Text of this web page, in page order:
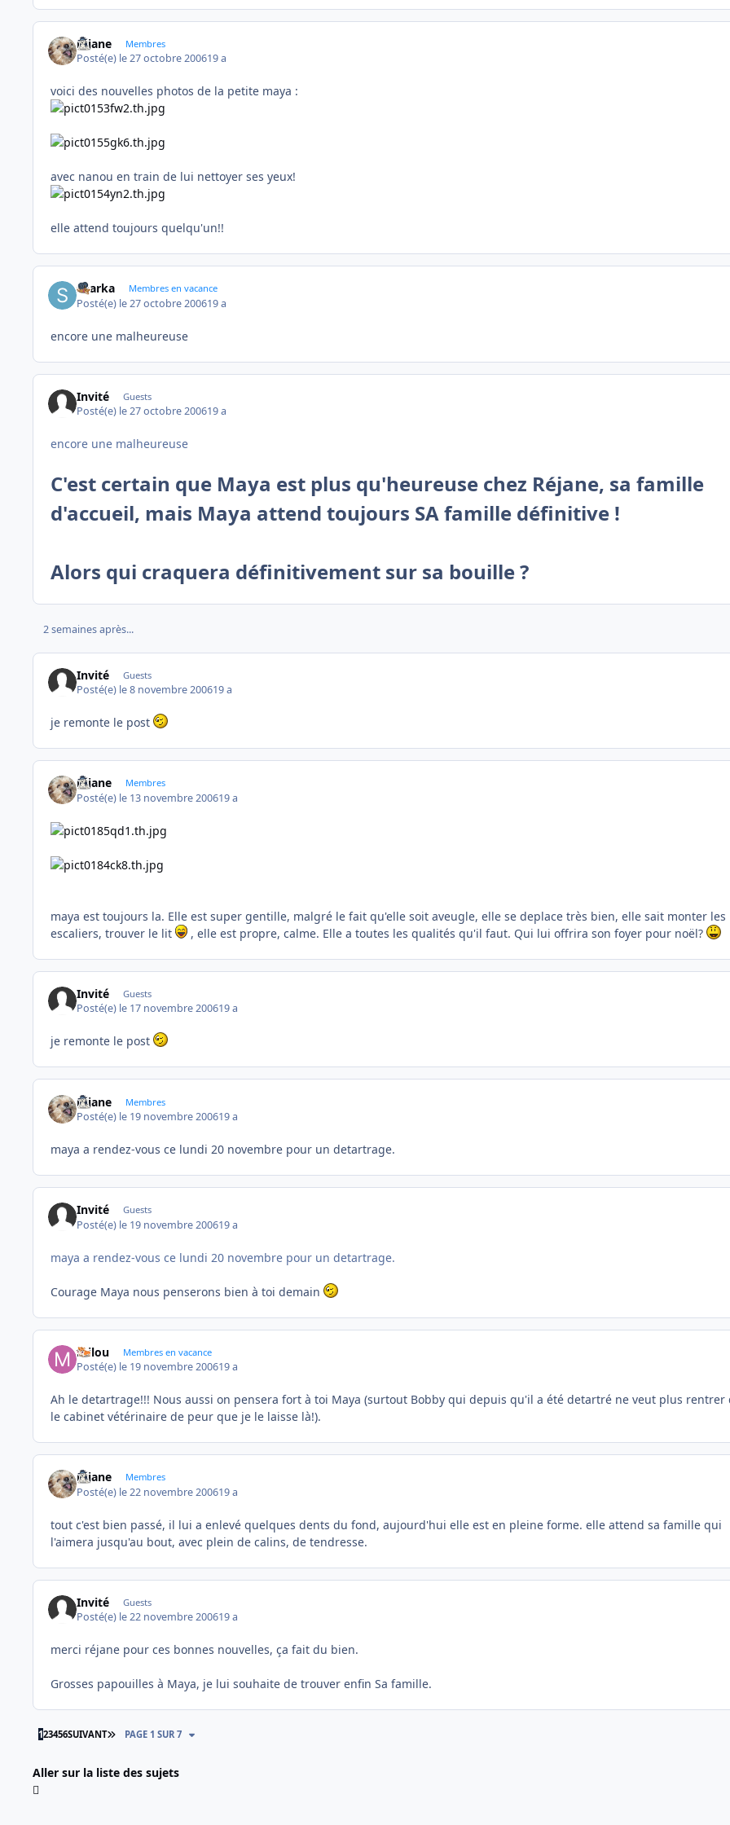
réjane Membres
Posté(e) le 27 octobre 200619 a
voici des nouvelles photos de la petite maya :
avec nanou en train de lui nettoyer ses yeux!
elle attend toujours quelqu'un!!
sharka Membres en vacance
Posté(e) le 27 octobre 200619 a
encore une malheureuse
Invité Guests
Posté(e) le 27 octobre 200619 a
encore une malheureuse
C'est certain que Maya est plus qu'heureuse chez Réjane, sa famille
d'accueil, mais Maya attend toujours SA famille définitive !
Alors qui craquera définitivement sur sa bouille ?
2 semaines après...
Invité Guests
Posté(e) le 8 novembre 200619 a
je remonte le post
réjane Membres
Posté(e) le 13 novembre 200619 a
maya est toujours la. Elle est super gentille, malgré le fait qu'elle soit aveugle, elle se deplace très bien, elle sait monter les
escaliers, trouver le lit
, elle est propre, calme. Elle a toutes les qualités qu'il faut. Qui lui offrira son foyer pour noël?
Invité Guests
Posté(e) le 17 novembre 200619 a
je remonte le post
réjane Membres
Posté(e) le 19 novembre 200619 a
maya a rendez-vous ce lundi 20 novembre pour un detartrage.
Invité Guests
Posté(e) le 19 novembre 200619 a
maya a rendez-vous ce lundi 20 novembre pour un detartrage.
Courage Maya nous penserons bien à toi demain
milou Membres en vacance
Posté(e) le 19 novembre 200619 a
Ah le detartrage!!! Nous aussi on pensera fort à toi Maya (surtout Bobby qui depuis qu'il a été detartré ne veut plus rentrer
le cabinet vétérinaire de peur que je le laisse là!).
réjane Membres
Posté(e) le 22 novembre 200619 a
tout c'est bien passé, il lui a enlevé quelques dents du fond, aujourd'hui elle est en pleine forme. elle attend sa famille qui
l'aimera jusqu'au bout, avec plein de calins, de tendresse.
Invité Guests
Posté(e) le 22 novembre 200619 a
merci réjane pour ces bonnes nouvelles, ça fait du bien.
Grosses papouilles à Maya, je lui souhaite de trouver enfin Sa famille.
123456SUIVANT DERNIÈRE PAGE
PAGE 1 SUR 7
Aller sur la liste des sujets